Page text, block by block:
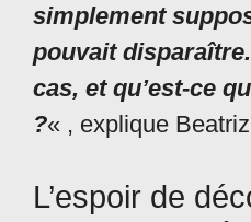
simplement
pouvait
cas, et qu’est-ce
?« , explique
L’espoir de